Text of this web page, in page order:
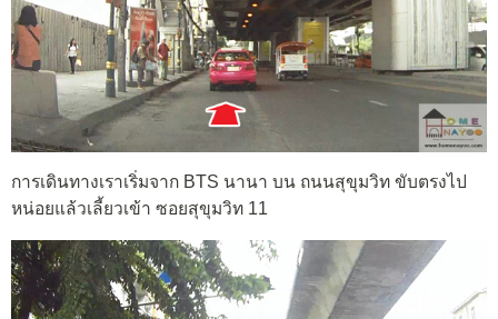
การเดินทางเราเริ่มจาก BTS นานา บน ถนนสุขุมวิท ขับตรงไป
หน่อยแล้วเลี้ยวเข้า ซอยสุขุมวิท 11